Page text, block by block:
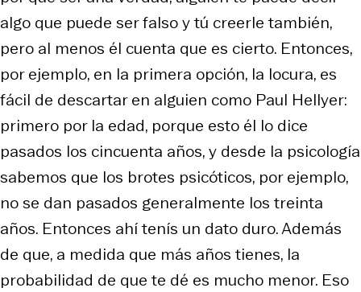
algo que puede ser falso y tú creerle también,
pero al menos él cuenta que es cierto. Entonces,
por ejemplo, en la primera opción, la locura, es
fácil de descartar en alguien como Paul Hellyer:
primero por la edad, porque esto él lo dice
pasados los cincuenta años, y desde la psicología
sabemos que los brotes psicóticos, por ejemplo,
no se dan pasados generalmente los treinta
años. Entonces ahítenís un dato duro. Además
de que, a medida que más años tienes, la
probabilidad de que te dé es mucho menor. Eso